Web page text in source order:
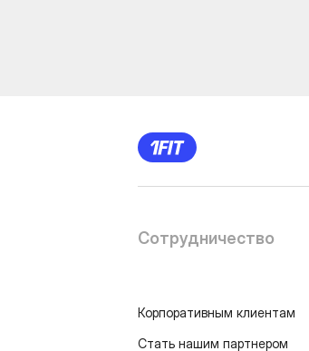
Сотрудничество
Корпоративным клиентам
Стать нашим партнером